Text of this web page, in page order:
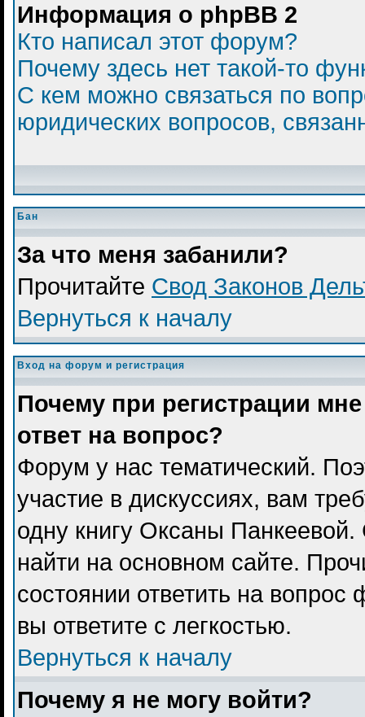
Информация о phpBB 2
Кто написал этот форум?
Почему здесь нет такой-то
С кем можно связаться по
юридических вопросов,
Бан
За что меня забанили?
Прочитайте Свод Законов
Вернуться к началу
Вход на форум и регистрация
Почему при регистрации
ответ на вопрос?
Форум у нас тематический.
участие в дискуссиях, вам
одну книгу Оксаны
найти на основном сайте.
состоянии ответить на
вы ответите с легкостью.
Вернуться к началу
Почему я не могу войти?